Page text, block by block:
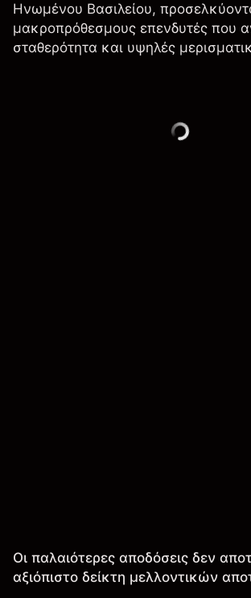
Ηνωμένου Βασιλείου,
μακροπρόθεσμους επενδυτές που
σταθερότητα και υψηλές
Οι παλαιότερες αποδόσεις δεν
αξιόπιστο δείκτη μελλοντικών